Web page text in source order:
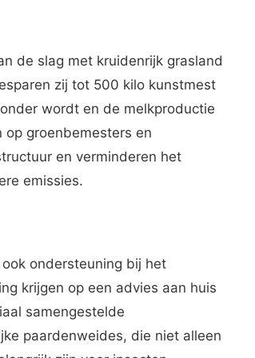
de slag met kruidenrijk grasland
zij tot 500 kilo kunstmest
wordt en de melkproductie
groenbemesters en
en verminderen het
emissies.
ondersteuning bij het
krijgen op een advies aan huis
samengestelde
paardenweides, die niet alleen